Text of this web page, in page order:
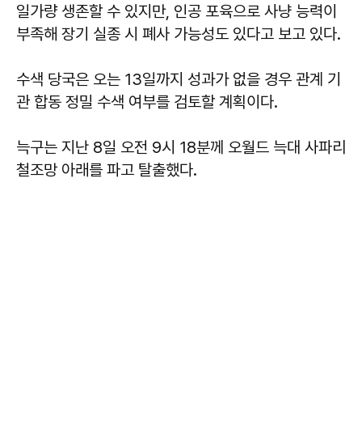
일가량 생존할 수 있지만, 인공 포육으로 사냥 능력이
부족해 장기 실종 시 폐사 가능성도 있다고 보고 있다.
수색 당국은 오는 13일까지 성과가 없을 경우 관계 기
관 합동 정밀 수색 여부를 검토할 계획이다.
늑구는 지난 8일 오전 9시 18분께 오월드 늑대 사파리
철조망 아래를 파고 탈출했다.